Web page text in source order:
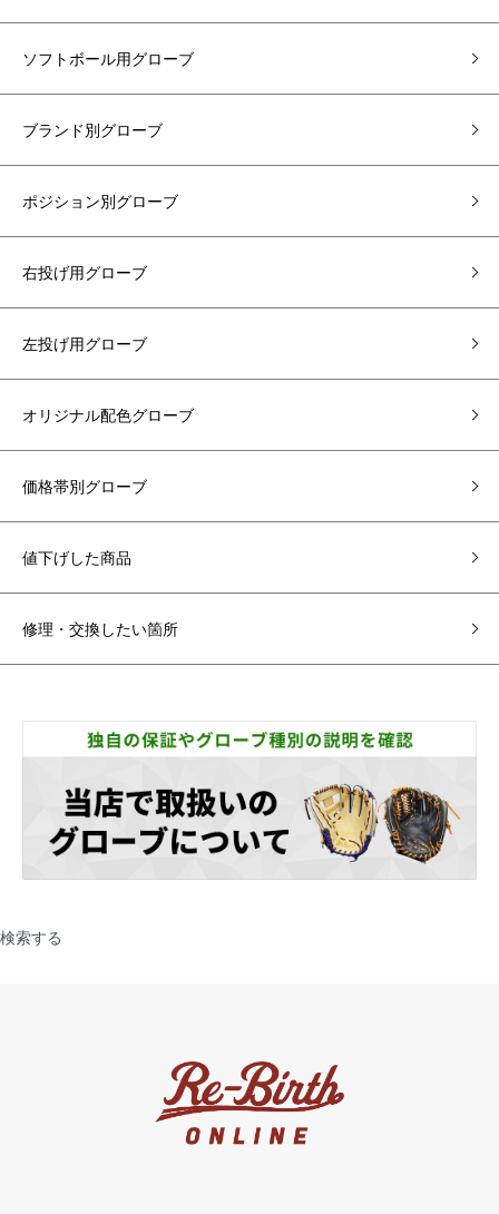
ソフトボール用グローブ
ブランド別グローブ
ポジション別グローブ
右投げ用グローブ
左投げ用グローブ
オリジナル配色グローブ
価格帯別グローブ
値下げした商品
修理・交換したい箇所
検索する